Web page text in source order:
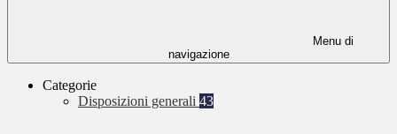
Menu di
navigazione
Categorie
Disposizioni generali 43